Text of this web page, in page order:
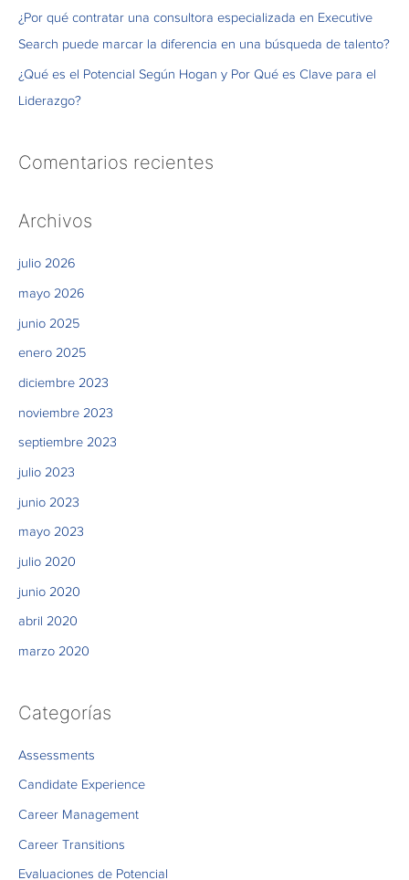
¿Por qué contratar una consultora especializada en Executive
Search puede marcar la diferencia en una búsqueda de talento?
¿Qué es el Potencial Según Hogan y Por Qué es Clave para el
Liderazgo?
Comentarios recientes
Archivos
julio 2026
mayo 2026
junio 2025
enero 2025
diciembre 2023
noviembre 2023
septiembre 2023
julio 2023
junio 2023
mayo 2023
julio 2020
junio 2020
abril 2020
marzo 2020
Categorías
Assessments
Candidate Experience
Career Management
Career Transitions
Evaluaciones de Potencial